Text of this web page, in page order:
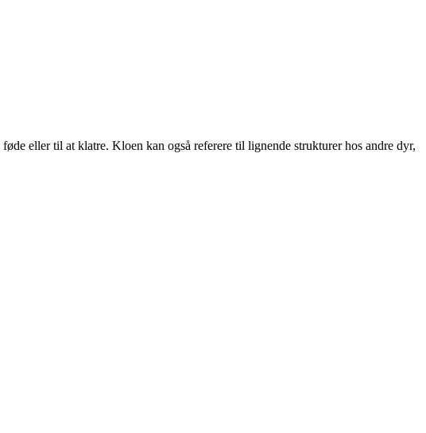
eller til at klatre. Kloen kan også referere til lignende strukturer hos andre dyr,